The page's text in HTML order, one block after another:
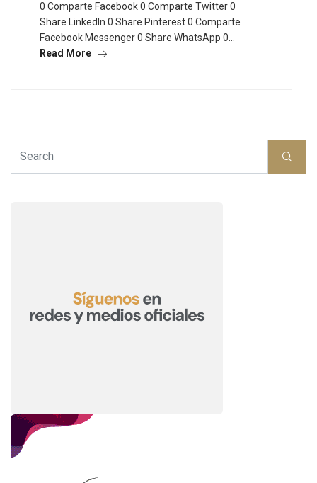
0 Comparte Facebook 0 Comparte Twitter 0
Share LinkedIn 0 Share Pinterest 0 Comparte
Facebook Messenger 0 Share WhatsApp 0…
Read More